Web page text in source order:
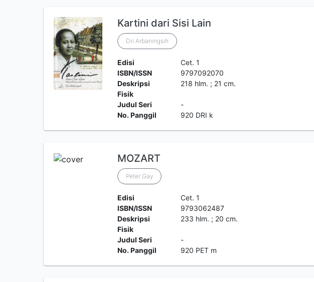
Kartini dari Sisi Lain
Dri Arbaningsih
Edisi
Cet. 1
ISBN/ISSN
9797092070
Deskripsi
Fisik
218 hlm. ; 21 cm.
Judul Seri
-
No. Panggil
920 DRI k
MOZART
Peter Gay
Edisi
Cet. 1
ISBN/ISSN
9793062487
Deskripsi
Fisik
233 hlm. ; 20 cm.
Judul Seri
-
No. Panggil
920 PET m